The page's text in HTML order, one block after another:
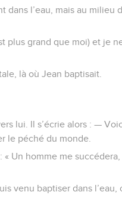
l’eau, mais au milieu
plus grand que moi) et je
là où Jean baptisait.
lui. Il s’écrie alors : —
le péché du monde.
Un homme me
venu baptiser dans